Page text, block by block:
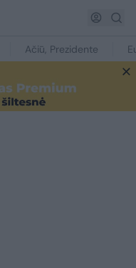
Ačiū, Prezidente